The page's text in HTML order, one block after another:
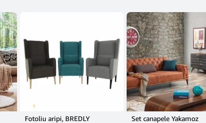
Fotoliu aripi, BREDLY
Set canapele Yakamoz